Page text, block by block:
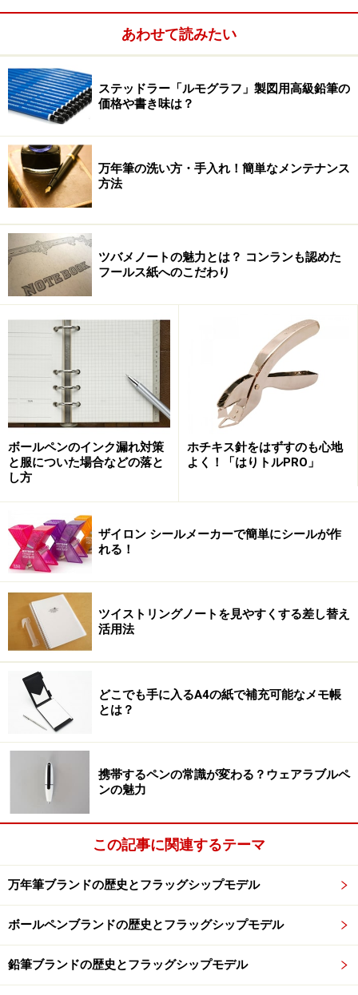
コクヨ S&T 装丁ノート＜RECORD BOOK Century Edition
＞ 各1260円
100周年を記念して
今回のノートのベースになっているのはコクヨの帳簿用
ノート。正式には「洋式帳簿」という。帳簿とあるよう
に、それは会社の経理情報などをまとめるためのもの
だ。会社にとっての大変重要なデータをまとめていくも
のなのでインクのにじみが少ない紙、そして末永く保存
がきく作りになっていた。帳簿がパソコンに取って代わ
るまで会社を縁の下から支える重要なノートとして使わ
れ続けてきた。
そのコクヨの帳簿用ノートが今年でちょうど100周年を
迎える。それを記念して今回の「装丁ノート＜RECORD
BOOK Century Edition＞」が作り出された。
帳簿用紙が普段使いしやすいデザインに生まれ変わった
古さと新しさが共存した作り込み
サイズはA5。表紙のデザインは帳簿ノートが盛んに作ら
れていたであろう大正時代の雰囲気をタップリと盛り込
んだクラシカルなものになっている。ノートの小口には
規則正しい模様が印刷されている。この小口デザイン
は、横罫と方眼罫で違うものになっている。
実は帳簿用ノートにおいて、この小口のデザインは切っ
ても切り離せない関係にある。その昔作られていた帳簿
ノートにも柄こそ違うが、小口に模様があった。なぜか
というと帳簿の改ざん防止のためだ。もし1ページを破
りとっても小口を見ればそれがすぐにわかるようになる
あわせて読みたい
ステッドラー「ルモグラフ」製図用高級鉛筆の
価格や書き味は？
万年筆の洗い方・手入れ！簡単なメンテナンス
方法
ツバメノートの魅力とは？ コンランも認めた
フールス紙へのこだわり
ボールペンのインク漏れ対策
と服についた場合などの落と
し方
ホチキス針をはずすのも心地
よく！「はりトルPRO」
ザイロン シールメーカーで簡単にシールが作
れる！
ツイストリングノートを見やすくする差し替え
活用法
どこでも手に入るA4の紙で補充可能なメモ帳
とは？
携帯するペンの常識が変わる？ウェアラブルペ
ンの魅力
この記事に関連するテーマ
万年筆ブランドの歴史とフラッグシップモデル
ボールペンブランドの歴史とフラッグシップモデル
鉛筆ブランドの歴史とフラッグシップモデル